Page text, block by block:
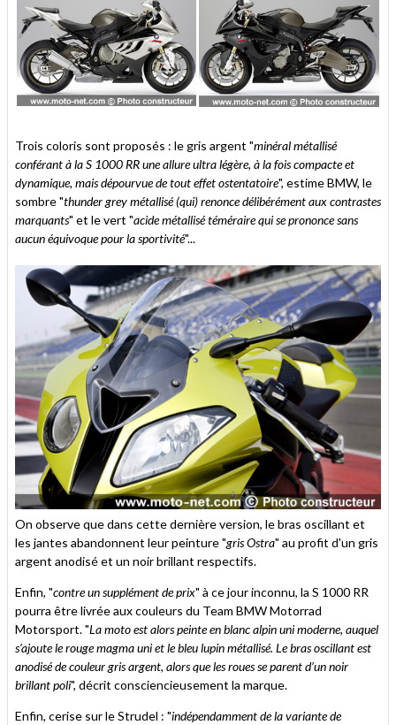
Trois coloris sont proposés : le gris argent "minéral métallisé
conférant à la S 1000 RR une allure ultra légère, à la fois compacte et
dynamique, mais dépourvue de tout effet ostentatoire", estime BMW, le
sombre "thunder grey métallisé (qui) renonce délibérément aux contrastes
marquants" et le vert "acide métallisé téméraire qui se prononce sans
aucun équivoque pour la sportivité"...
On observe que dans cette dernière version, le bras oscillant et
les jantes abandonnent leur peinture "gris Ostra" au profit d'un gris
argent anodisé et un noir brillant respectifs.
Enfin, "contre un supplément de prix" à ce jour inconnu, la S 1000 RR
pourra être livrée aux couleurs du Team BMW Motorrad
Motorsport. "La moto est alors peinte en blanc alpin uni moderne, auquel
s’ajoute le rouge magma uni et le bleu lupin métallisé. Le bras oscillant est
anodisé de couleur gris argent, alors que les roues se parent d’un noir
brillant poli", décrit consciencieusement la marque.
Enfin, cerise sur le Strudel : "indépendamment de la variante de